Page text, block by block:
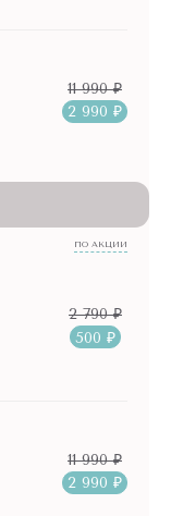
11 990 ₽
2 990 ₽
ПО АКЦИИ
2 790 ₽
500 ₽
11 990 ₽
2 990 ₽